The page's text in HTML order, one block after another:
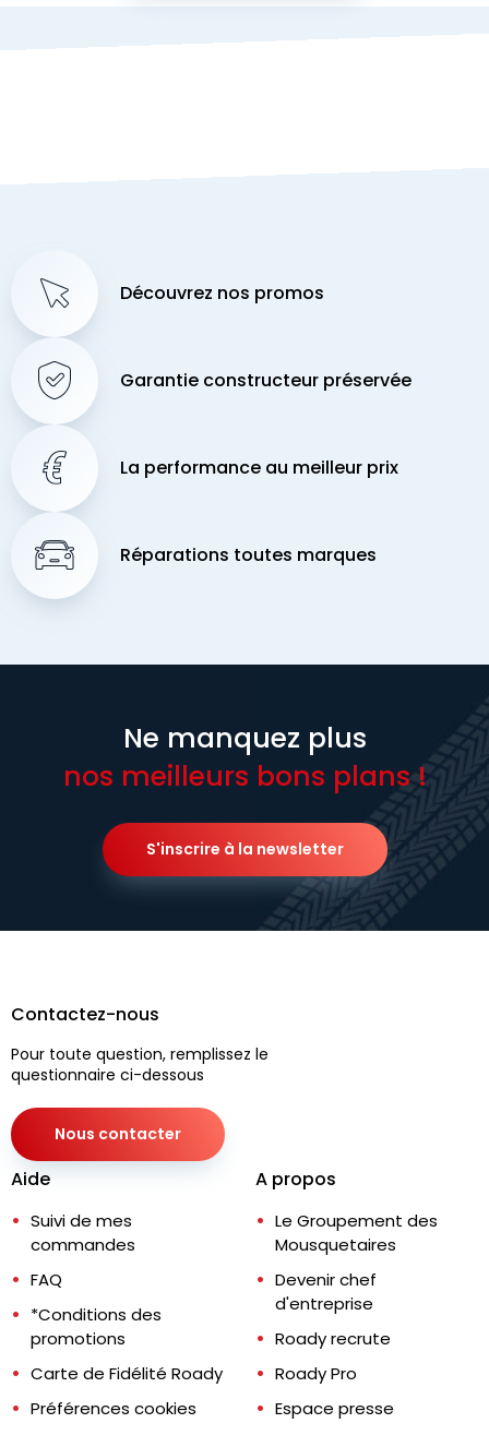
Découvrez nos promos
Garantie constructeur préservée
La performance au meilleur prix
Réparations toutes marques
Ne manquez plus
nos meilleurs bons plans !
S'inscrire à la newsletter
Contactez-nous
Pour toute question, remplissez le
questionnaire ci-dessous
Nous contacter
Aide
Suivi de mes
commandes
FAQ
*Conditions des
promotions
Carte de Fidélité Roady
Préférences cookies
A propos
Le Groupement des
Mousquetaires
Devenir chef
d'entreprise
Roady recrute
Roady Pro
Espace presse